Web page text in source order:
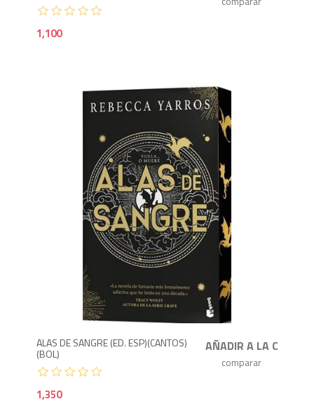
1,100
ALAS DE SANGRE (ED. ESP)(CANTOS)
(BOL)
1,350